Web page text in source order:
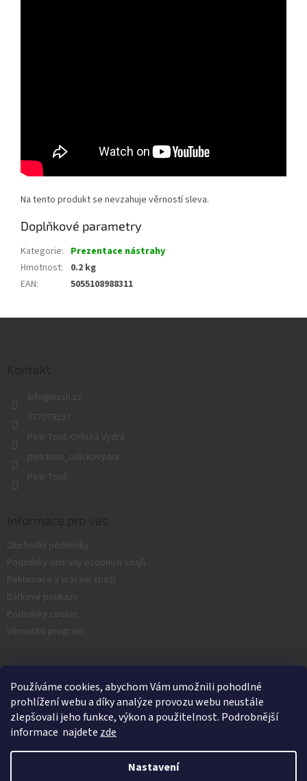
Používáme cookies, abychom Vám umožnili pohodlné
prohlížení webu a díky analýze provozu webu neustále
zlepšovali jeho funkce, výkon a použitelnost. Podrobnější
informace najdete zde
Nastavení
Na tento produkt se nevzahuje věrností sleva.
Doplňkové parametry
Kategorie: Prezentace nástrahy
Hmotnost:
0.2 kg
EAN: 5055108988311
info@nash.cz
777079297
Petr Touš-Orlická Vydra
petrtous_orlickavydra
Petr Touš
Obchodní podmínky
Podmínky ochrany osobních údajů
Reklamace a vrácení zboží
Dárkové poukazy
Podmínky cookie
Věrnostní program
Facebook
Vytvořil Shoptet